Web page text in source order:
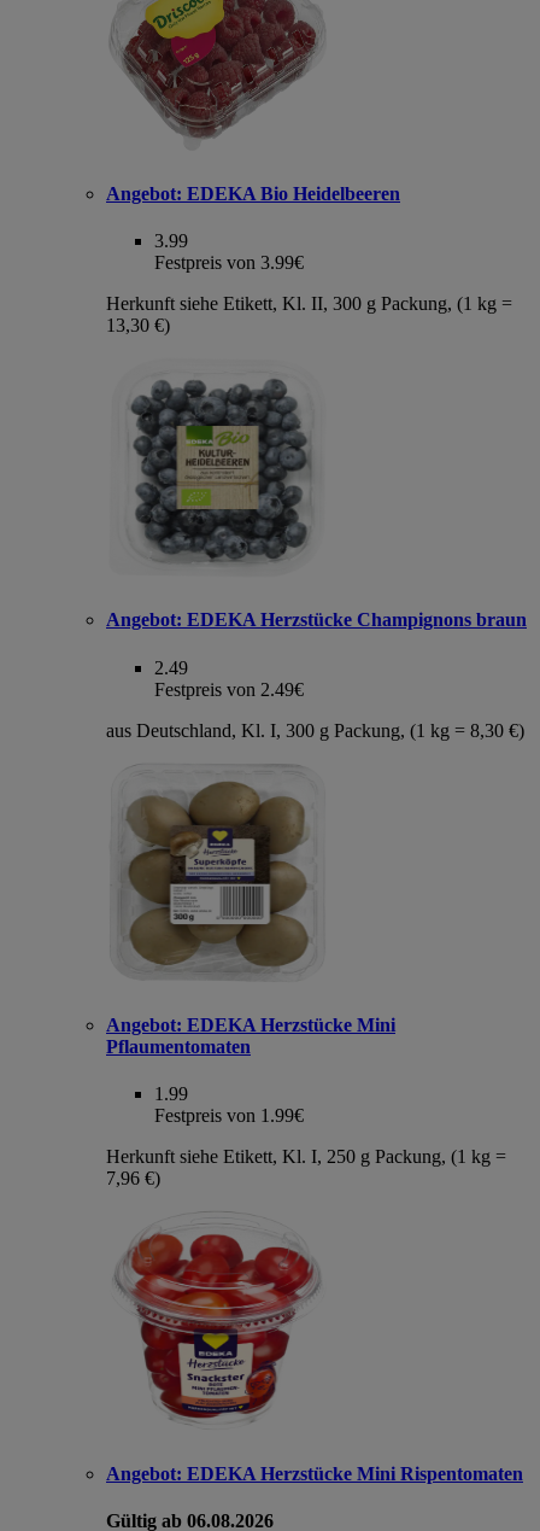
Angebot: EDEKA Bio Heidelbeeren
3.99
Festpreis von 3.99€
Herkunft siehe Etikett, Kl. II, 300 g Packung, (1 kg =
13,30 €)
Angebot: EDEKA Herzstücke Champignons braun
2.49
Festpreis von 2.49€
aus Deutschland, Kl. I, 300 g Packung, (1 kg = 8,30 €)
Angebot: EDEKA Herzstücke Mini
Pflaumentomaten
1.99
Festpreis von 1.99€
Herkunft siehe Etikett, Kl. I, 250 g Packung, (1 kg =
7,96 €)
Angebot: EDEKA Herzstücke Mini Rispentomaten
Gültig ab 06.08.2026